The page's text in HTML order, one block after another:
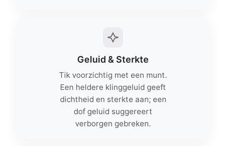
Geluid & Sterkte
Tik voorzichtig met een munt.
Een heldere klinggeluid geeft
dichtheid en sterkte aan; een
dof geluid suggereert
verborgen gebreken.